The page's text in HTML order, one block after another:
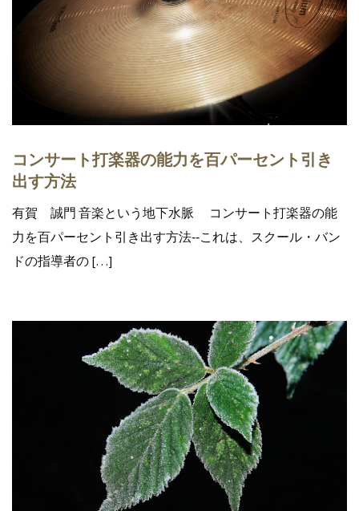
コンサート打楽器の能力を百パーセント引き
出す方法
有賀 誠門 音楽という地下水脈 コンサート打楽器の能
力を百パーセント引き出す方法‐‐これは、スクール・バン
ドの指導者の […]